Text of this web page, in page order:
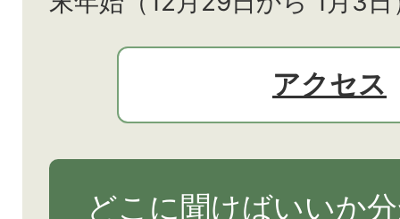
アクセス
どこに聞けばいいか